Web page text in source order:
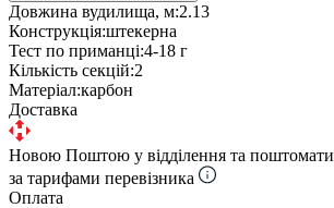
Довжина вудилища, м:2.13
Конструкція:штекерна
Тест по приманці:4-18 г
Кількість секцій:2
Матеріал:карбон
Доставка
Новою Поштою у відділення та поштомати
за тарифами перевізника
Оплата